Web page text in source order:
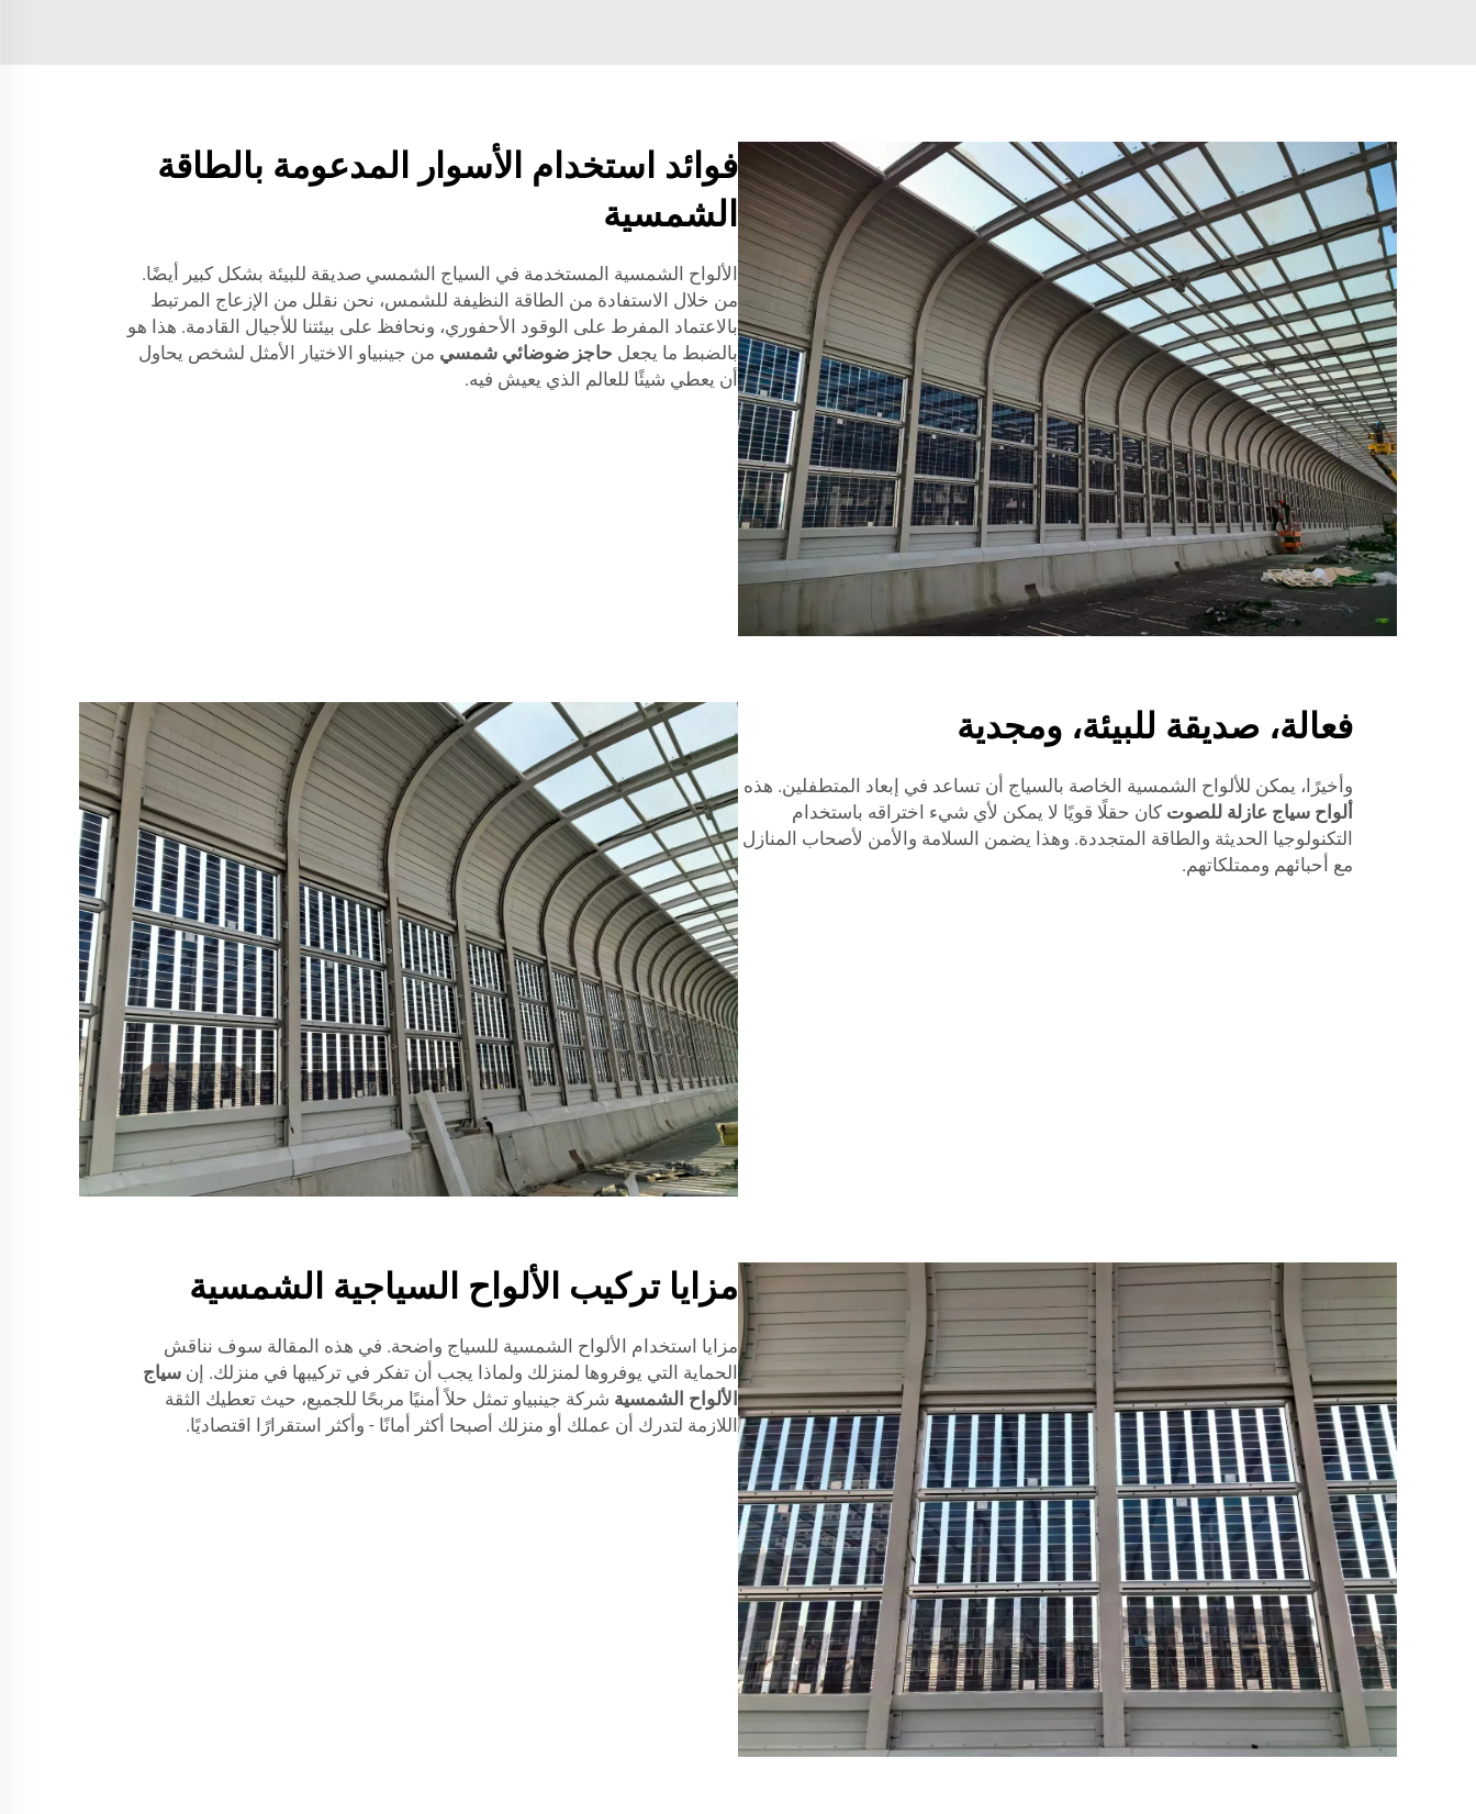
فوائد استخدام الأسوار المدعومة بالطاقة
الشمسية
الألواح الشمسية المستخدمة في السياج الشمسي صديقة للبيئة بشكل كبير أيضًا.
من خلال الاستفادة من الطاقة النظيفة للشمس، نحن نقلل من الإزعاج المرتبط
بالاعتماد المفرط على الوقود الأحفوري، ونحافظ على بيئتنا للأجيال القادمة. هذا هو
بالضبط ما يجعل حاجز ضوضائي شمسي من جينبياو الاختيار الأمثل لشخص يحاول
أن يعطي شيئًا للعالم الذي يعيش فيه.
فعالة، صديقة للبيئة، ومجدية
وأخيرًا، يمكن للألواح الشمسية الخاصة بالسياج أن تساعد في إبعاد المتطفلين. هذه
ألواح سياج عازلة للصوت كان حقلًا قويًا لا يمكن لأي شيء اختراقه باستخدام
التكنولوجيا الحديثة والطاقة المتجددة. وهذا يضمن السلامة والأمن لأصحاب المنازل
مع أحبائهم وممتلكاتهم.
مزايا تركيب الألواح السياجية الشمسية
مزايا استخدام الألواح الشمسية للسياج واضحة. في هذه المقالة سوف نناقش
الحماية التي يوفروها لمنزلك ولماذا يجب أن تفكر في تركيبها في منزلك. إن سياج
الألواح الشمسية شركة جينبياو تمثل حلاً أمنيًا مربحًا للجميع، حيث تعطيك الثقة
اللازمة لتدرك أن عملك أو منزلك أصبحا أكثر أمانًا - وأكثر استقرارًا اقتصاديًا.